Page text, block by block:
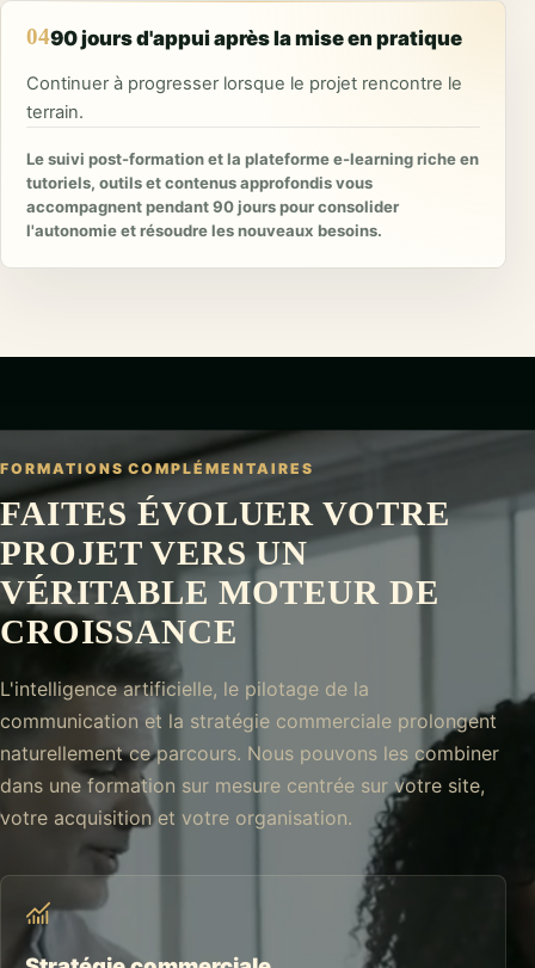
0490 jours d'appui après la mise en pratique
Continuer à progresser lorsque le projet rencontre le
terrain.
Le suivi post-formation et la plateforme e-learning riche en
tutoriels, outils et contenus approfondis vous
accompagnent pendant 90 jours pour consolider
l'autonomie et résoudre les nouveaux besoins.
FORMATIONS COMPLÉMENTAIRES
FAITES ÉVOLUER VOTRE
PROJET VERS UN
VÉRITABLE MOTEUR DE
CROISSANCE
L'intelligence artificielle, le pilotage de la
communication et la stratégie commerciale prolongent
naturellement ce parcours. Nous pouvons les combiner
dans une formation sur mesure centrée sur votre site,
votre acquisition et votre organisation.